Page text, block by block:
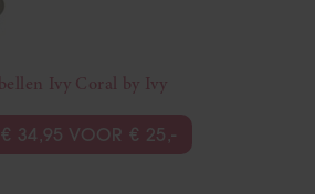
Ivy Coral by Ivy
34,95 VOOR € 25,-